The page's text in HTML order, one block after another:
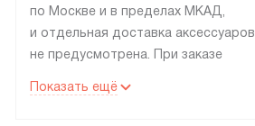
по Москве и в пределах МКАД,
и отдельная доставка аксессуаров
не предусмотрена. При заказе
рекомендуем обсудить
Показать ещё